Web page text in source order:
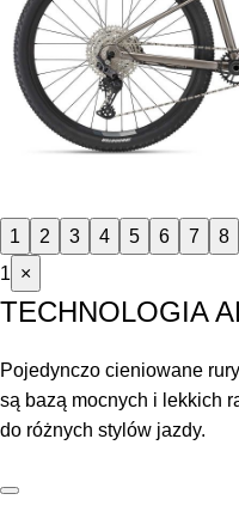
1 2 3 4 5 6 7 8
1 ×
TECHNOLOGIA
Pojedynczo cieniowane
są bazą mocnych i lekkich
do różnych stylów jazdy.